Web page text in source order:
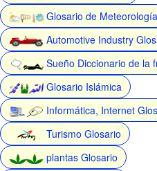
Glosario de Meteorología
Automotive Industry
Sueño Diccionario de la
Glosario Islámica
Informática, Internet
Turismo Glosario
plantas Glosario